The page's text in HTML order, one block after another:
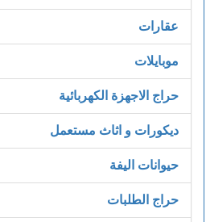
عقارات
موبايلات
حراج الاجهزة الكهربائية
ديكورات و اثاث مستعمل
حيوانات اليفة
حراج الطلبات